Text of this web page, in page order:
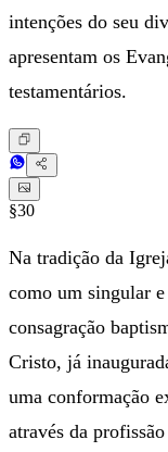
intenções do seu
apresentam os
testamentários.
§30
Na tradição da
como um singular
consagração
Cristo, já
uma conformação
através da